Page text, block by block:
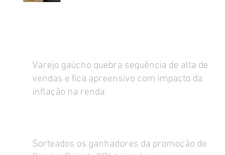
Varejo gaúcho quebra sequência de alta de
vendas e fica apreensivo com impacto da
inflação na renda
Sorteados os ganhadores da promoção de